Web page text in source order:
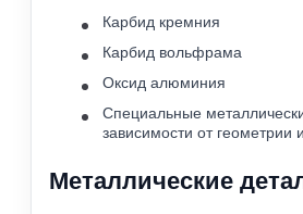
Карбид кремния
Карбид вольфрама
Оксид алюминия
Специальные
зависимости от геометрии
Металлические